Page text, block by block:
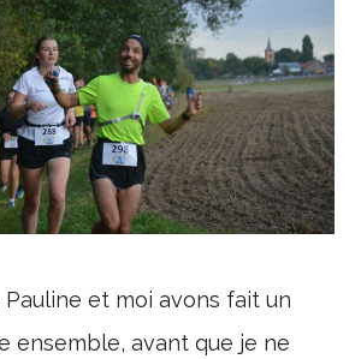
Pauline et moi avons fait un
ensemble, avant que je ne